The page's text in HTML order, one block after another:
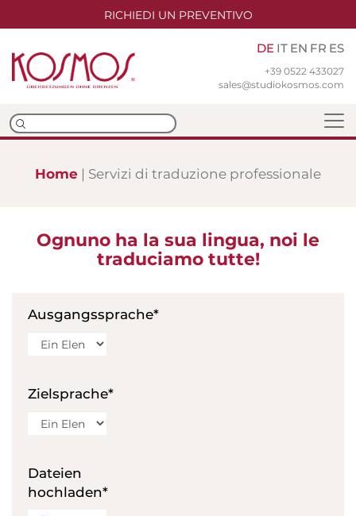
RICHIEDI UN PREVENTIVO
+39 0522 433027
sales@studiokosmos.com
DE IT EN FR ES
Niederlassungen
Dolmetschen auf Distanz
Sprachaufnahmen
Mehrsprachige Websites
Home Servizi di traduzione professionale
Ognuno ha la sua lingua, noi le
traduciamo tutte!
Ausgangssprache*
Zielsprache*
Dateien
hochladen*